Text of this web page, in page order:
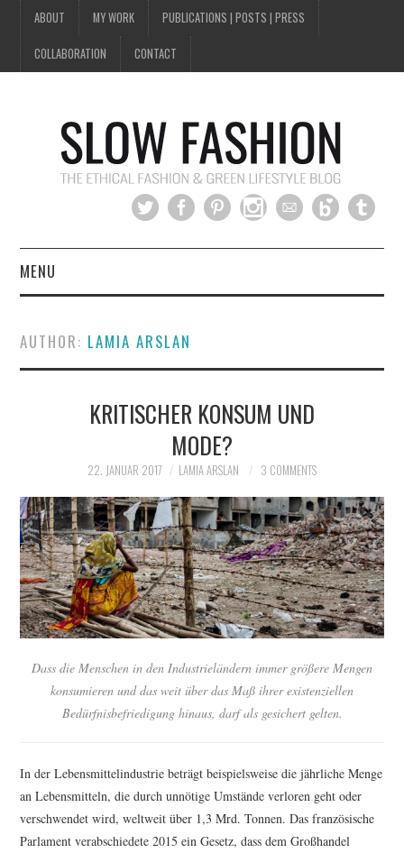
ABOUT MY WORK PUBLICATIONS | POSTS | PRESS
COLLABORATION CONTACT
MENU
SLOW FASHION
PORTRAITS
PROJECTS
LABELS
SHOPS
SLOW THINGS
AUTHOR: LAMIA ARSLAN
KRITISCHER KONSUM UND
MODE?
22. JANUAR 2017 LAMIA ARSLAN 3 COMMENTS
Dass die Menschen in den Industrieländern immer größere Mengen
konsumieren und das weit über das Maß ihrer existenziellen
Bedürfnisbefriedigung hinaus, darf als gesichert gelten.
In der Lebensmittelindustrie beträgt beispielsweise die jährliche Menge
an Lebensmitteln, die durch unnötige Umstände verloren geht oder
verschwendet wird, weltweit über 1,3 Mrd. Tonnen. Das französische
Parlament verabschiedete 2015 ein Gesetz, dass dem Großhandel